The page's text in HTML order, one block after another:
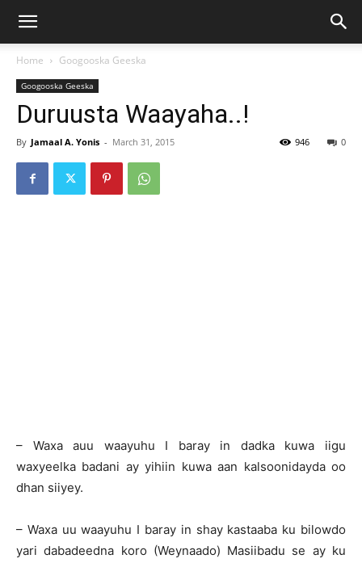
Home Googooska Geeska
Googooska Geeska
Duruusta Waayaha..!
By Jamaal A. Yonis - March 31, 2015 0
946
– Waxa auu waayuhu I baray in dadka kuwa iigu
waxyeelka badani ay yihiin kuwa aan kalsoonidayda oo
dhan siiyey.
– Waxa uu waayuhu I baray in shay kastaaba ku bilowdo
yari dabadeedna koro (Weynaado) Masiibadu se ay ku